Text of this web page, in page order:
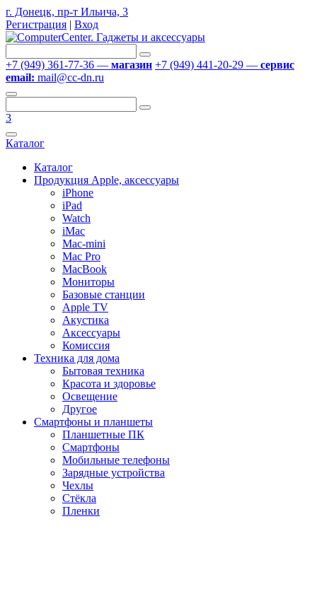
г. Донецк, пр-т Ильича, 3
Регистрация | Вход
+7 (949) 361-77-36 — магазин +7 (949) 441-20-29 — сервис
email: mail@cc-dn.ru
3
Каталог
Каталог
Продукция Apple, аксессуары
iPhone
iPad
Watch
iMac
Mac-mini
Mac Pro
MacBook
Мониторы
Базовые станции
Apple TV
Акустика
Аксессуары
Комиссия
Техника для дома
Бытовая техника
Красота и здоровье
Освещение
Другое
Смартфоны и планшеты
Планшетные ПК
Смартфоны
Мобильные телефоны
Зарядные устройства
Чехлы
Стёкла
Пленки